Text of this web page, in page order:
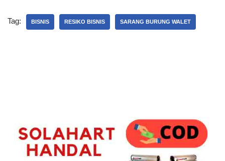
Tag: BISNIS RESIKO BISNIS SARANG BURUNG WALET